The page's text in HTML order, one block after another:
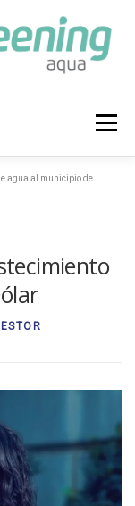
Menú
agua al municipio de